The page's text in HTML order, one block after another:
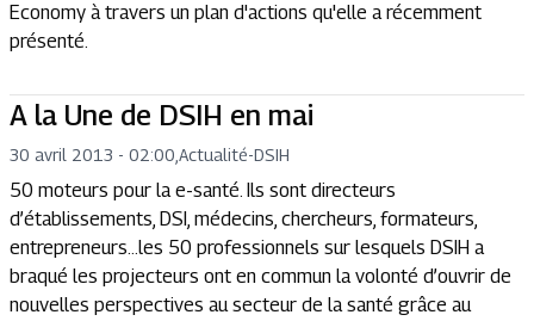
Economy à travers un plan d'actions qu'elle a récemment
présenté.
A la Une de DSIH en mai
30 avril 2013 - 02:00 Actualité-DSIH
50 moteurs pour la e-santé. Ils sont directeurs
d’établissements, DSI, médecins, chercheurs, formateurs,
entrepreneurs…les 50 professionnels sur lesquels DSIH a
braqué les projecteurs ont en commun la volonté d’ouvrir de
nouvelles perspectives au secteur de la santé grâce au